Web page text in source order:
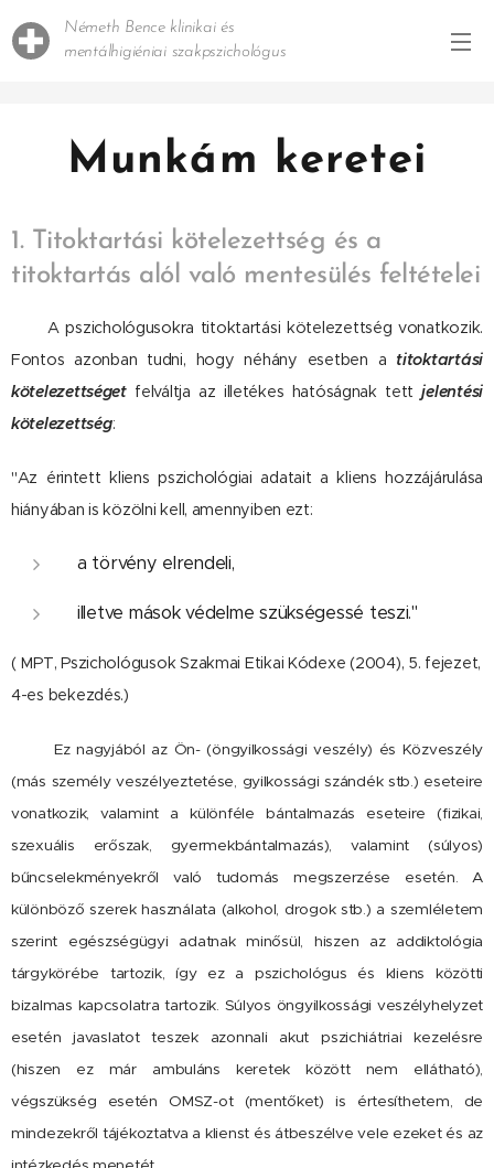
Németh Bence klinikai és
mentálhigiéniai szakpszichológus
Munkám keretei
1. Titoktartási kötelezettség és a
titoktartás alól való mentesülés feltételei
A pszichológusokra titoktartási kötelezettség vonatkozik.
Fontos azonban tudni, hogy néhány esetben a titoktartási
kötelezettségetfelváltja az illetékes hatóságnak tettjelentési
kötelezettség:
"Az érintett kliens pszichológiai adatait a kliens hozzájárulása
hiányában is közölni kell, amennyiben ezt:
a törvény elrendeli,
illetve mások védelme szükségessé teszi."
( MPT, Pszichológusok Szakmai Etikai Kódexe (2004), 5. fejezet,
4-es bekezdés.)
Ez nagyjából az Ön- (öngyilkossági veszély) és Közveszély
(más személy veszélyeztetése, gyilkossági szándék stb.) eseteire
vonatkozik, valamint a különféle bántalmazás eseteire (fizikai,
szexuális erőszak, gyermekbántalmazás), valamint (súlyos)
bűncselekményekről való tudomás megszerzése esetén. A
különböző szerek használata (alkohol, drogok stb.) a szemléletem
szerint egészségügyi adatnak minősül, hiszen az addiktológia
tárgykörébe tartozik, így ez a pszichológus és kliens közötti
bizalmas kapcsolatra tartozik. Súlyos öngyilkossági veszélyhelyzet
esetén javaslatot teszek azonnali akut pszichiátriai kezelésre
(hiszen ez már ambuláns keretek között nem ellátható),
végszükség esetén OMSZ-ot (mentőket) is értesíthetem, de
mindezekről tájékoztatva a klienst és átbeszélve vele ezeket és az